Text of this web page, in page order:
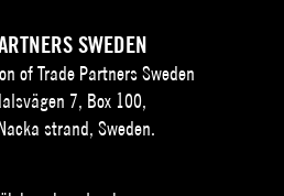
SWEDEN
of Trade Partners Sweden
7, Box 100,
strand, Sweden.